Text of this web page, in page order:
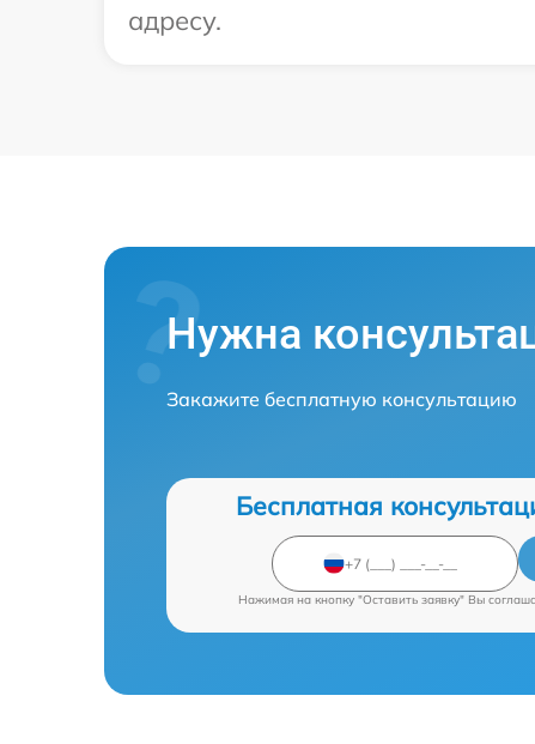
адресу.
Нужна
Закажите бесплатную консультацию
Бесплатная
Нажимая на кнопку "Оставить заявку" Вы